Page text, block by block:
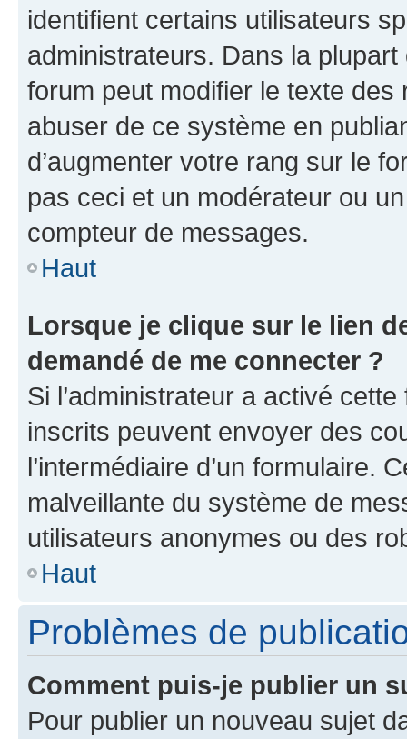
identifient certains utilisateurs
administrateurs. Dans la
forum peut modifier le texte
abuser de ce système en
d’augmenter votre rang sur le
pas ceci et un modérateur ou
compteur de messages.
Haut
Lorsque je clique sur le lien
demandé de me connecter ?
Si l’administrateur a activé
inscrits peuvent envoyer des
l’intermédiaire d’un formulaire.
malveillante du système de
utilisateurs anonymes ou des
Haut
Problèmes de
Comment puis-je publier un
Pour publier un nouveau sujet